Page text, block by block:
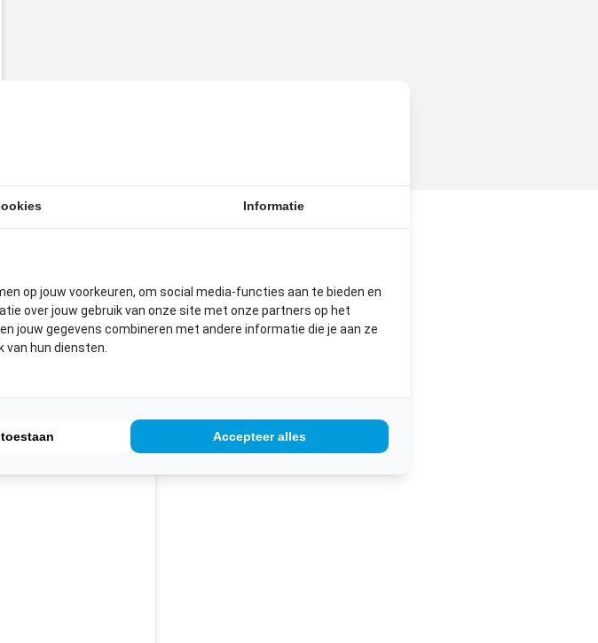
Informatie
op jouw voorkeuren, om social media-functies aan te bieden en
over jouw gebruik van onze site met onze partners op het
jouw gegevens combineren met andere informatie die je aan ze
hun diensten.
Accepteer alles